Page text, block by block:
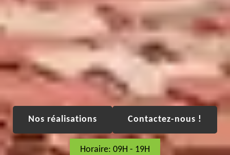
Nos réalisations Contactez-nous !
Horaire: 09H - 19H